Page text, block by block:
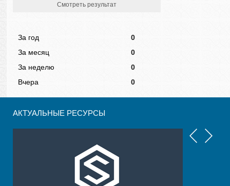
Смотреть результат
За год
0
За месяц
0
За неделю
0
Вчера
0
АКТУАЛЬНЫЕ РЕСУРСЫ